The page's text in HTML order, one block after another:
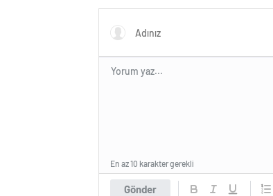
Gönder
En az 10 karakter gerekli